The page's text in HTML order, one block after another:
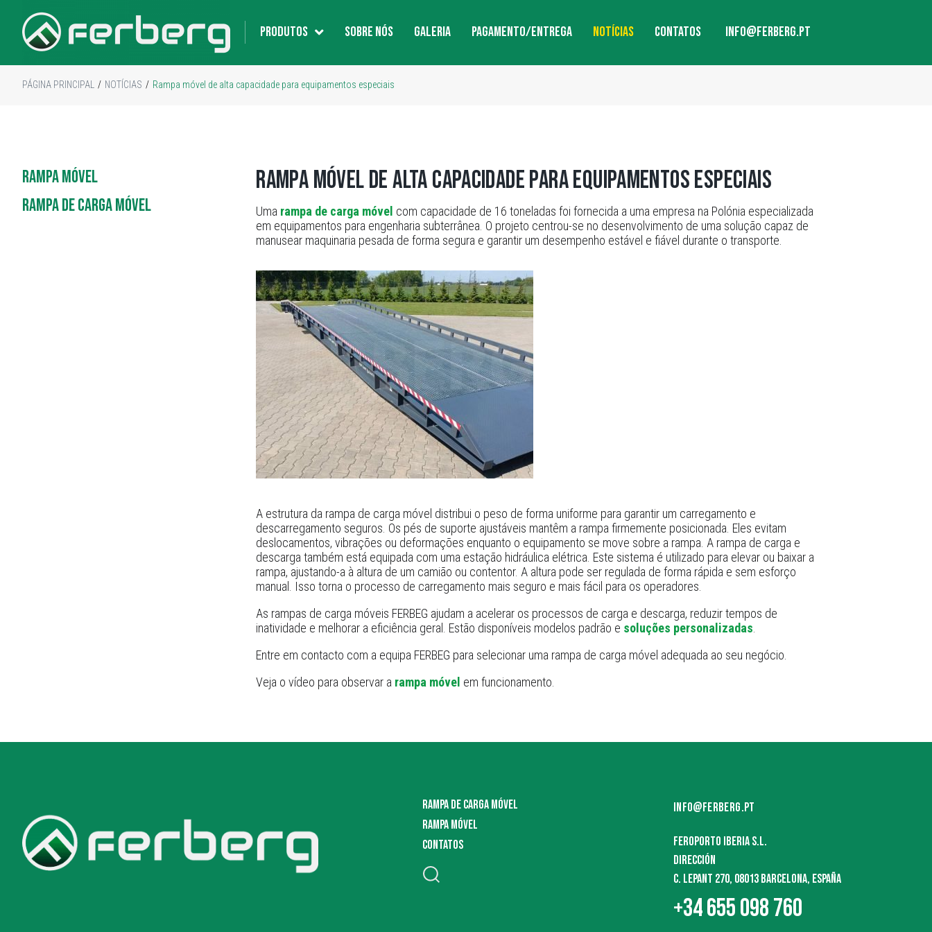
PRODUTOS SOBRE NÓS GALERIA PAGAMENTO/ENTREGA NOTÍCIAS CONTATOS info@ferberg.pt
PÁGINA PRINCIPAL / NOTÍCIAS / Rampa móvel de alta capacidade para equipamentos especiais
RAMPA MÓVEL
RAMPA DE CARGA MÓVEL
Rampa móvel de alta capacidade para equipamentos especiais
Uma rampa de carga móvel com capacidade de 16 toneladas foi fornecida a uma empresa na Polónia especializada
em equipamentos para engenharia subterrânea. O projeto centrou-se no desenvolvimento de uma solução capaz de
manusear maquinaria pesada de forma segura e garantir um desempenho estável e fiável durante o transporte.
A estrutura da rampa de carga móvel distribui o peso de forma uniforme para garantir um carregamento e
descarregamento seguros. Os pés de suporte ajustáveis mantêm a rampa firmemente posicionada. Eles evitam
deslocamentos, vibrações ou deformações enquanto o equipamento se move sobre a rampa. A rampa de carga e
descarga também está equipada com uma estação hidráulica elétrica. Este sistema é utilizado para elevar ou baixar a
rampa, ajustando-a à altura de um camião ou contentor. A altura pode ser regulada de forma rápida e sem esforço
manual. Isso torna o processo de carregamento mais seguro e mais fácil para os operadores.
As rampas de carga móveis FERBEG ajudam a acelerar os processos de carga e descarga, reduzir tempos de
inatividade e melhorar a eficiência geral. Estão disponíveis modelos padrão e soluções personalizadas
Entre em contacto com a equipa FERBEG para selecionar uma rampa de carga móvel adequada ao seu negócio.
Veja o vídeo para observar a rampa móvel em funcionamento.
RAMPA DE CARGA MÓVEL
RAMPA MÓVEL
CONTATOS
INFO@FERBERG.PT
FEROPORTO IBERIA S.L.
DIRECCIÓN
C. LEPANT 270, 08013 BARCELONA, ESPAÑA
+34 655 098 760